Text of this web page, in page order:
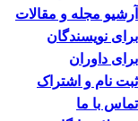
آرشیو مجله و مقالات
برای نویسندگان
برای داوران
ثبت نام و اشتراک
تماس با ما